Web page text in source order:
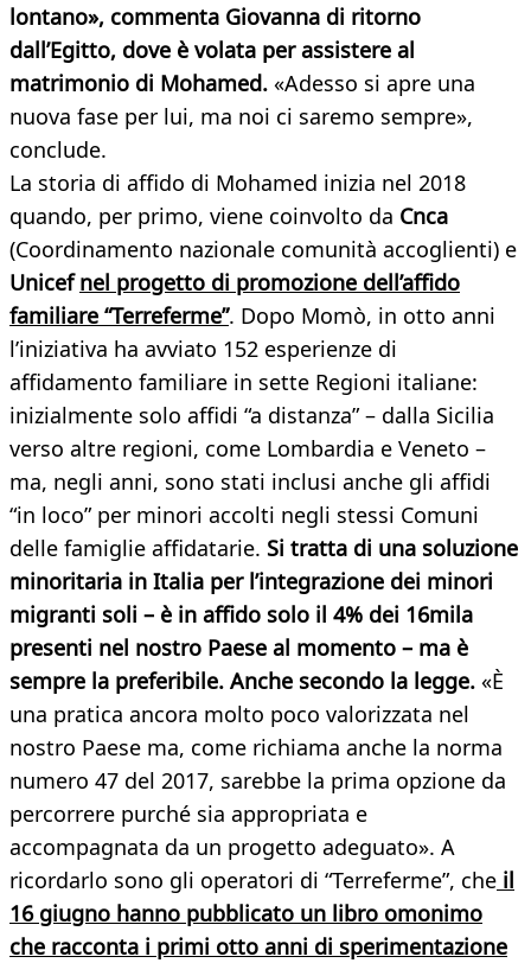
lontano», commenta Giovanna di ritorno
dall’Egitto, dove è volata per assistere al
matrimonio di Mohamed. «Adesso si apre una
nuova fase per lui, ma noi ci saremo sempre»,
conclude.
La storia di affido di Mohamed inizia nel 2018
quando, per primo, viene coinvolto da Cnca
(Coordinamento nazionale comunità accoglienti) e
Unicefnel progetto di promozione dell’affido
familiare “Terreferme”. Dopo Momò, in otto anni
l’iniziativa ha avviato 152 esperienze di
affidamento familiare in sette Regioni italiane:
inizialmente solo affidi “a distanza” – dalla Sicilia
verso altre regioni, come Lombardia e Veneto –
ma, negli anni, sono stati inclusi anche gli affidi
“in loco” per minori accolti negli stessi Comuni
delle famiglie affidatarie. Si tratta di una soluzione
minoritaria in Italia per l’integrazione dei minori
migranti soli – è in affido solo il 4% dei 16mila
presenti nel nostro Paese al momento – ma è
sempre la preferibile. Anche secondo la legge. «È
una pratica ancora molto poco valorizzata nel
nostro Paese ma, come richiama anche la norma
numero 47 del 2017, sarebbe la prima opzione da
percorrere purché sia appropriata e
accompagnata da un progetto adeguato». A
ricordarlo sono gli operatori di “Terreferme”, che il
16 giugno hanno pubblicato un libro omonimo
che racconta i primi otto anni di sperimentazione